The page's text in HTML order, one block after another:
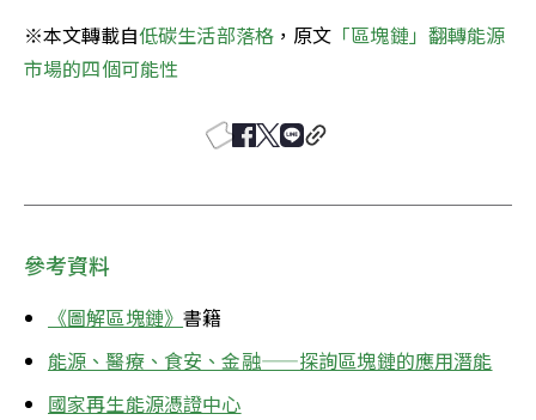
※本文轉載自低碳生活部落格 ，原文 「區塊鏈」翻轉能源
市場的四個可能性
參考資料
《圖解區塊鏈》書籍
能源、醫療、食安、金融——探詢區塊鏈的應用潛能
國家再生能源憑證中心